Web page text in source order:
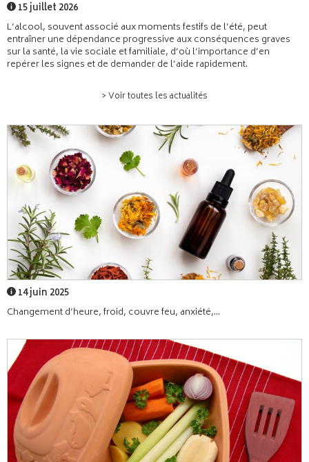
15 juillet 2026
L’alcool, souvent associé aux moments festifs de l’été, peut
entraîner une dépendance progressive aux conséquences graves
sur la santé, la vie sociale et familiale, d’où l’importance d’en
repérer les signes et de demander de l’aide rapidement.
> Voir toutes les actualités
14 juin 2025
Changement d’heure, froid, couvre feu, anxiété,...